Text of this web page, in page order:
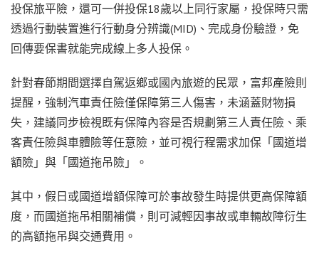
投保旅平險，還可一併投保18歲以上同行家屬，投保時只需
透過行動裝置進行行動身分辨識(MID)、完成身份驗證，免
回傳要保書就能完成線上多人投保。
針對春節期間選擇自駕返鄉或國內旅遊的民眾，富邦產險則
提醒，強制汽車責任險僅保障第三人傷害，未涵蓋財物損
失，建議同步檢視既有保障內容是否規劃第三人責任險、乘
客責任險與車體險等任意險，並可視行程需求加保「國道增
額險」與「國道拖吊險」。
其中，假日或國道增額保障可於事故發生時提供更高保障額
度，而國道拖吊相關補償，則可減輕因事故或車輛故障衍生
的高額拖吊與交通費用。